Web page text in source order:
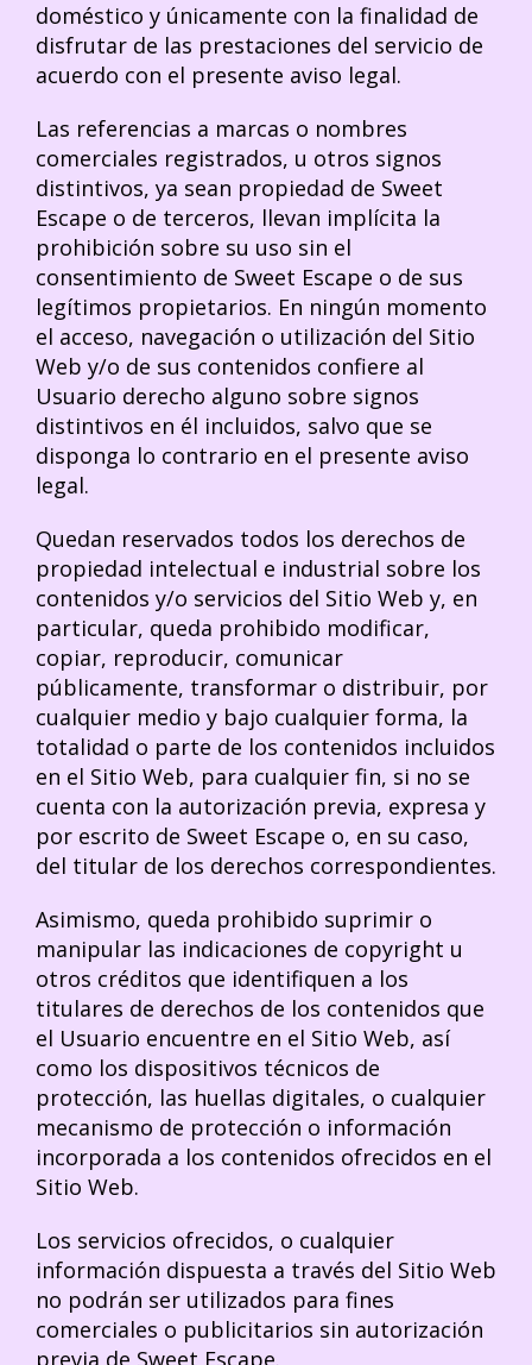
doméstico y únicamente con la finalidad de
disfrutar de las prestaciones del servicio de
acuerdo con el presente aviso legal.
Las referencias a marcas o nombres
comerciales registrados, u otros signos
distintivos, ya sean propiedad de Sweet
Escape o de terceros, llevan implícita la
prohibición sobre su uso sin el
consentimiento de Sweet Escape o de sus
legítimos propietarios. En ningún momento
el acceso, navegación o utilización del Sitio
Web y/o de sus contenidos confiere al
Usuario derecho alguno sobre signos
distintivos en él incluidos, salvo que se
disponga lo contrario en el presente aviso
legal.
Quedan reservados todos los derechos de
propiedad intelectual e industrial sobre los
contenidos y/o servicios del Sitio Web y, en
particular, queda prohibido modificar,
copiar, reproducir, comunicar
públicamente, transformar o distribuir, por
cualquier medio y bajo cualquier forma, la
totalidad o parte de los contenidos incluidos
en el Sitio Web, para cualquier fin, si no se
cuenta con la autorización previa, expresa y
por escrito de Sweet Escape o, en su caso,
del titular de los derechos correspondientes.
Asimismo, queda prohibido suprimir o
manipular las indicaciones de copyright u
otros créditos que identifiquen a los
titulares de derechos de los contenidos que
el Usuario encuentre en el Sitio Web, así
como los dispositivos técnicos de
protección, las huellas digitales, o cualquier
mecanismo de protección o información
incorporada a los contenidos ofrecidos en el
Sitio Web.
Los servicios ofrecidos, o cualquier
información dispuesta a través del Sitio Web
no podrán ser utilizados para fines
comerciales o publicitarios sin autorización
previa de Sweet Escape.